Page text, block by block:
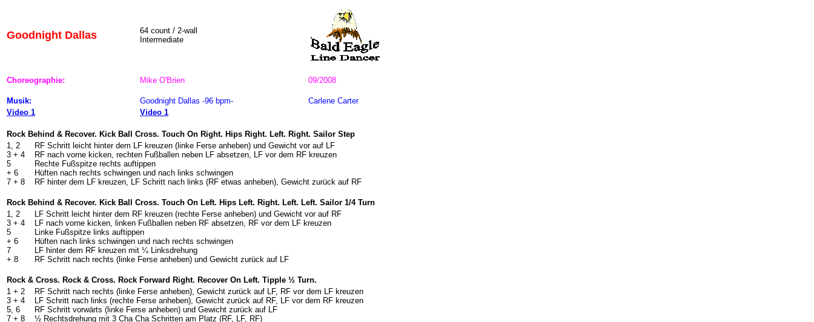
Goodnight Dallas 64 count / 2-wall
Intermediate
Choreographie: Mike O'Brien 09/2008
Musik: Goodnight Dallas -96 bpm-
Carlene Carter
Video 1
Video 1
Rock Behind & Recover. Kick Ball Cross. Touch On Right. Hips Right. Left. Right. Sailor Step
1, 2
3 + 4
5
+ 6
7 + 8
RF Schritt leicht hinter dem LF kreuzen (linke Ferse anheben) und Gewicht vor auf LF
RF nach vorne kicken, rechten Fußballen neben LF absetzen, LF vor dem RF kreuzen
Rechte Fußspitze rechts auftippen
Hüften nach rechts schwingen und nach links schwingen
RF hinter dem LF kreuzen, LF Schritt nach links (RF etwas anheben), Gewicht zurück auf RF
Rock Behind & Recover. Kick Ball Cross. Touch On Left. Hips Left. Right. Left. Left. Sailor 1/4 Turn
1, 2
3 + 4
5
+ 6
7
+ 8
LF Schritt leicht hinter dem RF kreuzen (rechte Ferse anheben) und Gewicht vor auf RF
LF nach vorne kicken, linken Fußballen neben RF absetzen, RF vor dem LF kreuzen
Linke Fußspitze links auftippen
Hüften nach links schwingen und nach rechts schwingen
LF hinter dem RF kreuzen mit ¼ Linksdrehung
RF Schritt nach rechts (linke Ferse anheben) und Gewicht zurück auf LF
Rock & Cross. Rock & Cross. Rock Forward Right. Recover On Left. Tipple ½ Turn.
1 + 2
3 + 4
5, 6
7 + 8
RF Schritt nach rechts (linke Ferse anheben), Gewicht zurück auf LF, RF vor dem LF kreuzen
LF Schritt nach links (rechte Ferse anheben), Gewicht zurück auf RF, LF vor dem RF kreuzen
RF Schritt vorwärts (linke Ferse anheben) und Gewicht zurück auf LF
½ Rechtsdrehung mit 3 Cha Cha Schritten am Platz (RF, LF, RF)